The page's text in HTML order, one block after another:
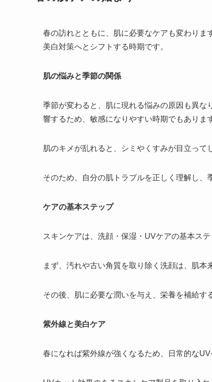
春の訪れとともに、肌に必要なケアも変わり
美白対策へとシフトする時期です。
肌の悩みと季節の関係
季節が変わると、肌に現れる悩みの原因も異
響するため、敏感になりやすい時期でもありま
肌のキメが乱れると、シミやくすみが目立って
そのため、自分の肌トラブルを正しく理解し、
ケアの基本ステップ
スキンケアは、洗顔・保湿・UVケアの基本ス
まず、汚れや古い角質を取り除く洗顔は、肌本
その後、肌に必要な潤いを与え、栄養を補給す
紫外線と美白ケア
春になれば紫外線が強くなるため、日常的なUV